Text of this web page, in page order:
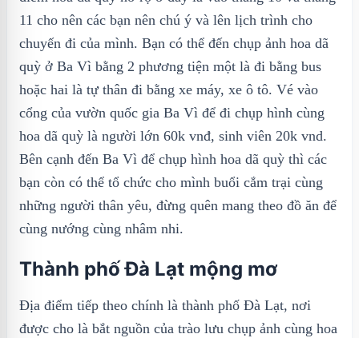
11 cho nên các bạn nên chú ý và lên lịch trình cho
chuyến đi của mình. Bạn có thể đến chụp ảnh hoa dã
quỳ ở Ba Vì bằng 2 phương tiện một là đi bằng bus
hoặc hai là tự thân đi bằng xe máy, xe ô tô. Vé vào
cổng của vườn quốc gia Ba Vì để đi chụp hình cùng
hoa dã quỳ là người lớn 60k vnđ, sinh viên 20k vnd.
Bên cạnh đến Ba Vì để chụp hình hoa dã quỳ thì các
bạn còn có thể tổ chức cho mình buổi cắm trại cùng
những người thân yêu, đừng quên mang theo đồ ăn để
cùng nướng cùng nhâm nhi.
Thành phố Đà Lạt mộng mơ
Địa điểm tiếp theo chính là thành phố Đà Lạt, nơi
được cho là bắt nguồn của trào lưu chụp ảnh cùng hoa